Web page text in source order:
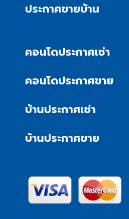
ประกาศขายบ้าน
คอนโดประกาศเช่า
คอนโดประกาศขาย
บ้านประกาศเช่า
บ้านประกาศขาย